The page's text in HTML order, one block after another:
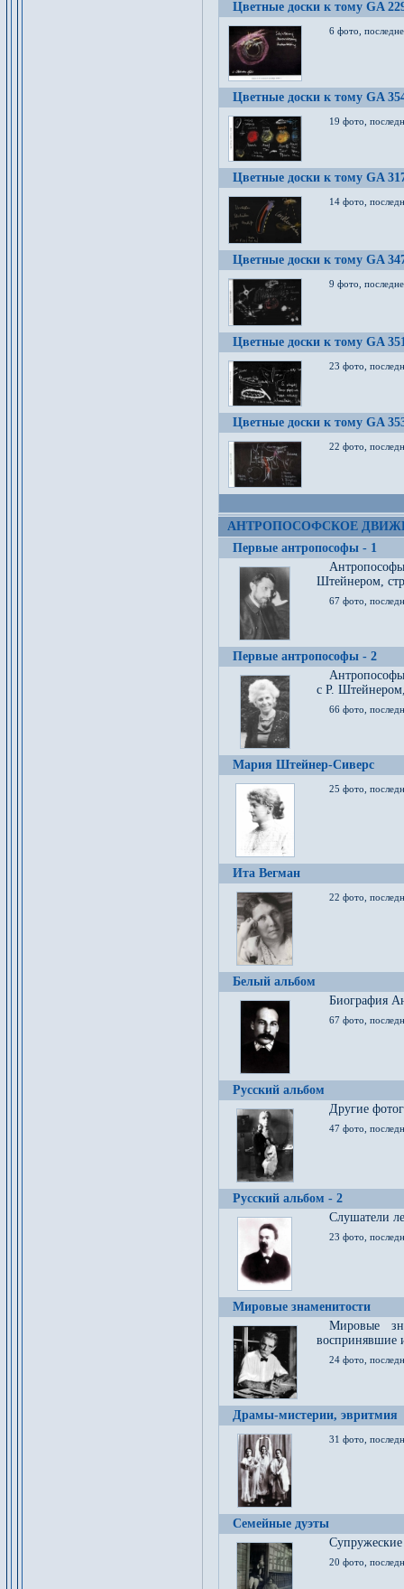
Цветные доски к тому GA
6 фото,
Цветные доски к тому GA
19 фото,
Цветные доски к тому GA
14 фото,
Цветные доски к тому GA
9 фото,
Цветные доски к тому GA
23 фото,
Цветные доски к тому GA
22 фото,
АНТРОПОСОФСКОЕ
Первые антропософы - 1
Штейнером,
67 фото,
Первые антропософы - 2
с Р.
66 фото,
Мария Штейнер-Сиверс
25 фото,
Ита Вегман
22 фото,
Белый альбом
Биография
67 фото,
Русский альбом
Другие
47 фото,
Русский альбом - 2
Cлушатели
23 фото,
Мировые знаменитости
Мировые
воспринявшие
24 фото,
Драмы-мистерии, эвритмия
31 фото,
Семейные дуэты
20 фото,